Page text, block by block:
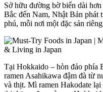
Sở hữu đường bờ biển dài
Bắc đến Nam, Nhật Bản phát
phú, mỗi nơi một đặc sản
Tại Hokkaido – hòn đảo phía
ramen Asahikawa đậm đà từ
và thịt. Mì ramen Hakodate